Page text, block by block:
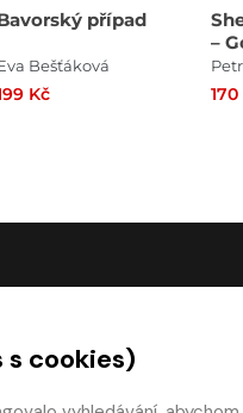
případ
Bešťáková
Kč
–
s cookies)